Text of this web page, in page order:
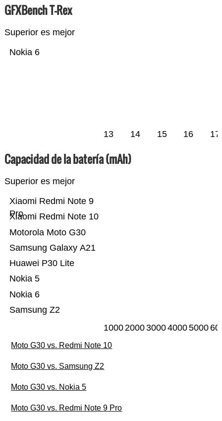
GFXBench T-Rex
Superior es mejor
Nokia 6
13 14 15 16 17
Capacidad de la batería (mAh)
Superior es mejor
Samsung Z2
Nokia 6
Nokia 5
Huawei P30 Lite
Samsung Galaxy A21
Motorola Moto G30
Xiaomi Redmi Note 10
Xiaomi Redmi Note 9
Pro
10002000300040005000
Moto G30 vs. Redmi Note 10
Moto G30 vs. Samsung Z2
Moto G30 vs. Nokia 5
Moto G30 vs. Redmi Note 9 Pro